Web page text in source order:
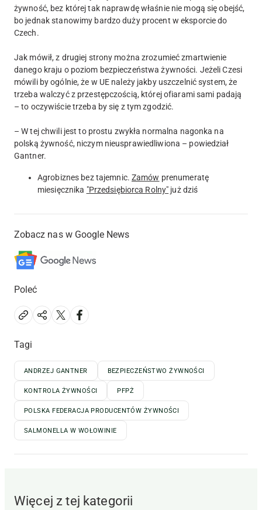
żywność, bez której tak naprawdę właśnie nie mogą się obejść,
bo jednak stanowimy bardzo duży procent w eksporcie do
Czech.
Jak mówił, z drugiej strony można zrozumieć zmartwienie
danego kraju o poziom bezpieczeństwa żywności. Jeżeli Czesi
mówili by ogólnie, że w UE należy jakby uszczelnić system, że
trzeba walczyć z przestępczością, której ofiarami sami padają
– to oczywiście trzeba by się z tym zgodzić.
– W tej chwili jest to prostu zwykła normalna nagonka na
polską żywność, niczym nieusprawiedliwiona – powiedział
Gantner.
Agrobiznes bez tajemnic. Zamów prenumeratę
miesięcznika "Przedsiębiorca Rolny" już dziś
Zobacz nas w Google News
Poleć
Tagi
ANDRZEJ GANTNER BEZPIECZEŃSTWO ŻYWNOŚCI
KONTROLA ŻYWNOŚCI PFPŻ
POLSKA FEDERACJA PRODUCENTÓW ŻYWNOŚCI
SALMONELLA W WOŁOWINIE
Więcej z tej kategorii